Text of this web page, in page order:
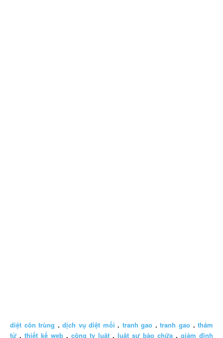
diệt côn trùng .dịch vụ diệt mối . tranh gao .tranh gao .thám
tử . thiết kế web . công ty luật . luật sư bào chữa . giám định